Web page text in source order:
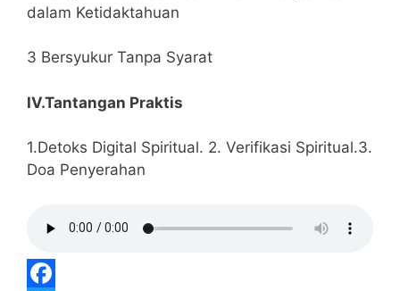
dalam Ketidaktahuan
3 Bersyukur Tanpa Syarat
IV.Tantangan Praktis
1.Detoks Digital Spiritual. 2. Verifikasi Spiritual.3.
Doa Penyerahan